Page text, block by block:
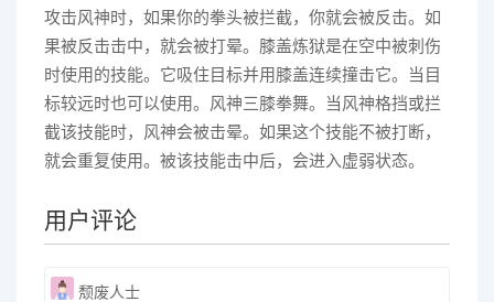
攻击风神时，如果你的拳头被拦截，你就会被反击。如
果被反击击中，就会被打晕。膝盖炼狱是在空中被刺伤
时使用的技能。它吸住目标并用膝盖连续撞击它。当目
标较远时也可以使用。风神三膝拳舞。当风神格挡或拦
截该技能时，风神会被击晕。如果这个技能不被打断，
就会重复使用。被该技能击中后，会进入虚弱状态。
用户评论
颓废人士